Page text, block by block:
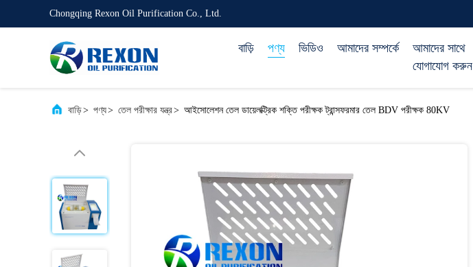
Chongqing Rexon Oil Purification Co., Ltd.
বাড়ি পণ্য ভিডিও আমাদের সম্পর্কে
আমাদের সাথে
যোগাযোগ করুন
বাড়ি> পণ্য> তেল পরীক্ষার যন্ত্র> আইসোলেশন তেল ডায়েলক্ট্রিক শক্তি পরীক্ষক ট্রান্সফরমার তেল BDV পরীক্ষক 80KV